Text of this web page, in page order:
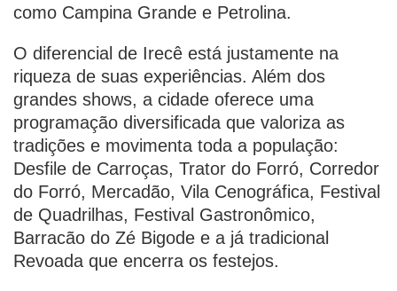
como Campina Grande e Petrolina.
O diferencial de Irecê está justamente na
riqueza de suas experiências. Além dos
grandes shows, a cidade oferece uma
programação diversificada que valoriza as
tradições e movimenta toda a população:
Desfile de Carroças, Trator do Forró, Corredor
do Forró, Mercadão, Vila Cenográfica, Festival
de Quadrilhas, Festival Gastronômico,
Barracão do Zé Bigode e a já tradicional
Revoada que encerra os festejos.